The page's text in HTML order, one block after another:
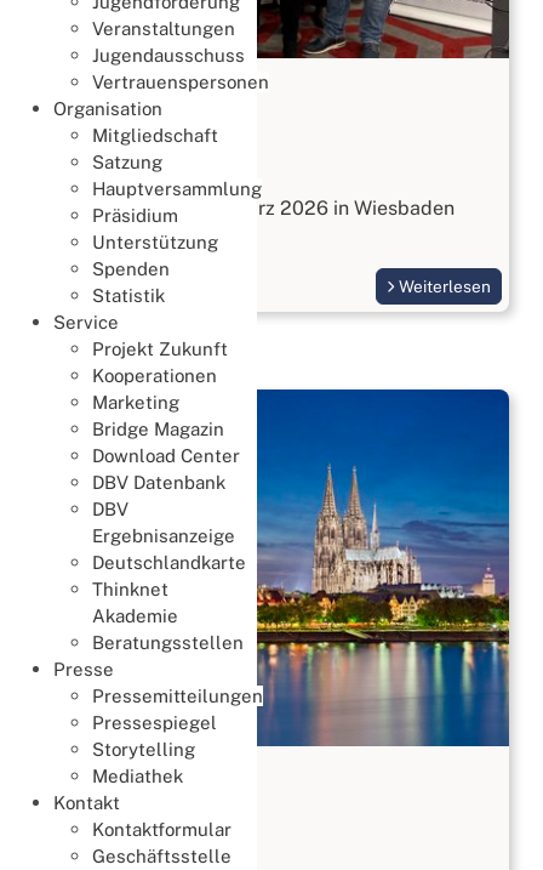
Veranstaltungen
Jugendausschuss
Vertrauenspersonen
Organisation
Mitgliedschaft
Satzung
Hauptversammlung
Präsidium
Unterstützung
Spenden
Statistik
Service
Projekt Zukunft
Kooperationen
Marketing
Bridge Magazin
Download Center
DBV Datenbank
DBV
Ergebnisanzeige
Deutschlandkarte
Thinknet
Akademie
Beratungsstellen
Presse
Pressemitteilungen
Pressespiegel
Storytelling
Mediathek
Kontakt
Kontaktformular
Geschäftsstelle
JHV 2026
28. März 2026
JHV
Die JHV fand am 28. März 2026 in Wiesbaden
statt.
Weiterlesen
JHV 2025
28. März 2025
JHV